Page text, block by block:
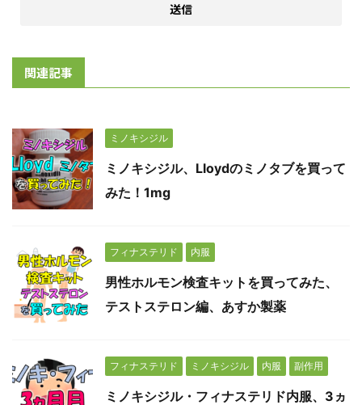
関連記事
ミノキシジル
ミノキシジル、Lloydのミノタブを買って
みた！1mg
フィナステリド 内服
男性ホルモン検査キットを買ってみた、
テストステロン編、あすか製薬
フィナステリド ミノキシジル 内服 副作用
ミノキシジル・フィナステリド内服、3ヵ